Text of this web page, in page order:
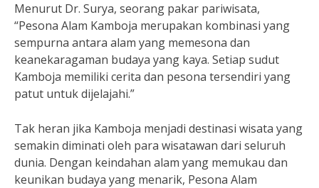
Menurut Dr. Surya, seorang pakar pariwisata,
“Pesona Alam Kamboja merupakan kombinasi yang
sempurna antara alam yang memesona dan
keanekaragaman budaya yang kaya. Setiap sudut
Kamboja memiliki cerita dan pesona tersendiri yang
patut untuk dijelajahi.”
Tak heran jika Kamboja menjadi destinasi wisata yang
semakin diminati oleh para wisatawan dari seluruh
dunia. Dengan keindahan alam yang memukau dan
keunikan budaya yang menarik, Pesona Alam